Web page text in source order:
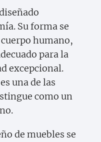
Su forma se
humano,
para la
excepcional.
una de las
como un
de muebles se